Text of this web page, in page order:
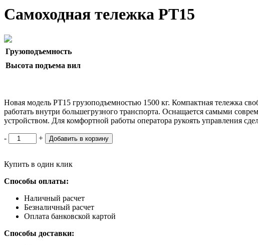
Самоходная тележка PT15
Грузоподъемность
Высота подъема вил
Новая модель PT15 грузоподъемностью 1500 кг. Компактная тележка
работать внутри большегрузного транспорта. Оснащается самыми
устройством. Для комфортной работы оператора рукоять управления
Количество,
- + Добавить в корзину
Купить в один клик
Способы оплаты:
Наличный расчет
Безналичный расчет
Оплата банковской картой
Способы доставки: